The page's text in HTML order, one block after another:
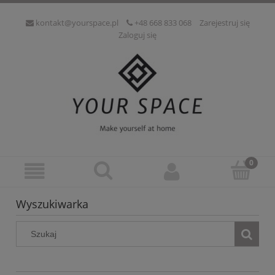
kontakt@yourspace.pl +48 668 833 068
Zarejestruj się
Zaloguj się
Wyszukiwarka